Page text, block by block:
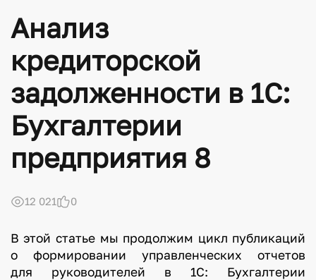
Анализ
кредиторской
задолженности в 1С:
Бухгалтерии
предприятия 8
12 021 0
В этой статье мы продолжим цикл публикаций
о формировании управленческих отчетов
для руководителей в 1С: Бухгалтерии